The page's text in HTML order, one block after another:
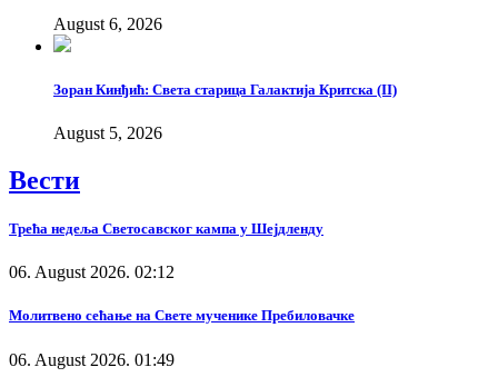
August 6, 2026
Зоран Кинђић: Света старица Галактија Критска (II)
August 5, 2026
Вести
Трећа недеља Светосавског кампа у Шејдленду
06. August 2026. 02:12
Молитвено сећање на Свете мученике Пребиловачке
06. August 2026. 01:49